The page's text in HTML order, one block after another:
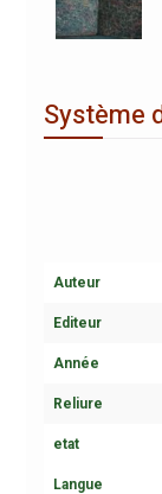
Système
Auteur
Editeur
Année
Reliure
etat
Langue